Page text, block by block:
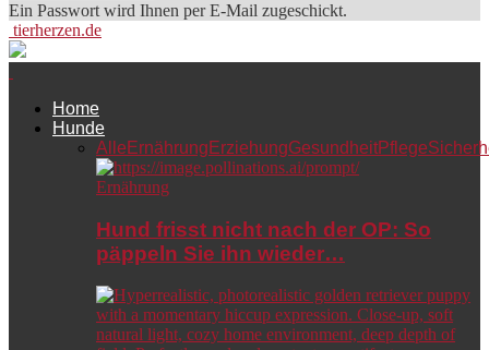
Ein Passwort wird Ihnen per E-Mail zugeschickt.
tierherzen.de
Home
Hunde
Alle Ernährung ErziehungGesundheitPflege
Ernährung
Hund frisst nicht nach der OP: So
päppeln Sie ihn wieder…